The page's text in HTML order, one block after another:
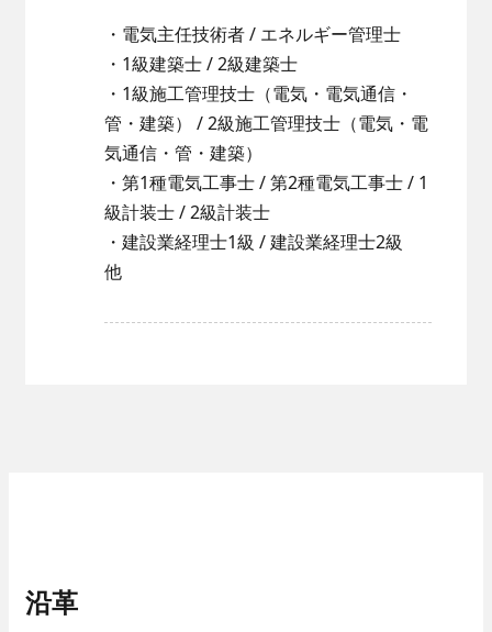
・電気主任技術者 / エネルギー管理士
・1級建築士 / 2級建築士
・1級施工管理技士（電気・電気通信・
管・建築） / 2級施工管理技士（電気・電
気通信・管・建築）
・第1種電気工事士 / 第2種電気工事士 / 1
級計装士 / 2級計装士
・建設業経理士1級 / 建設業経理士2級
他
沿革